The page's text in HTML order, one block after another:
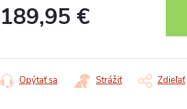
189,95 €
Opýtať sa Strážiť Zdieľať